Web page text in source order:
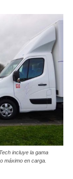
incluye la gama
máximo en carga.